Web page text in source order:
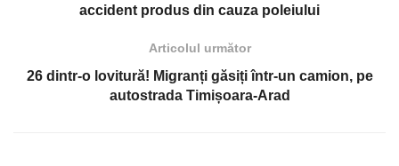
accident produs din cauza poleiului
Articolul următor
26 dintr-o lovitură! Migranți găsiți într-un camion, pe
autostrada Timișoara-Arad